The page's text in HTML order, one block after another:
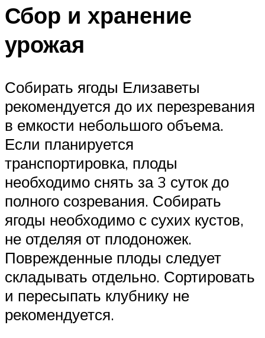
Сбор и хранение
урожая
Собирать ягоды Елизаветы
рекомендуется до их перезревания
в емкости небольшого объема.
Если планируется
транспортировка, плоды
необходимо снять за 3 суток до
полного созревания. Собирать
ягоды необходимо с сухих кустов,
не отделяя от плодоножек.
Поврежденные плоды следует
складывать отдельно. Сортировать
и пересыпать клубнику не
рекомендуется.